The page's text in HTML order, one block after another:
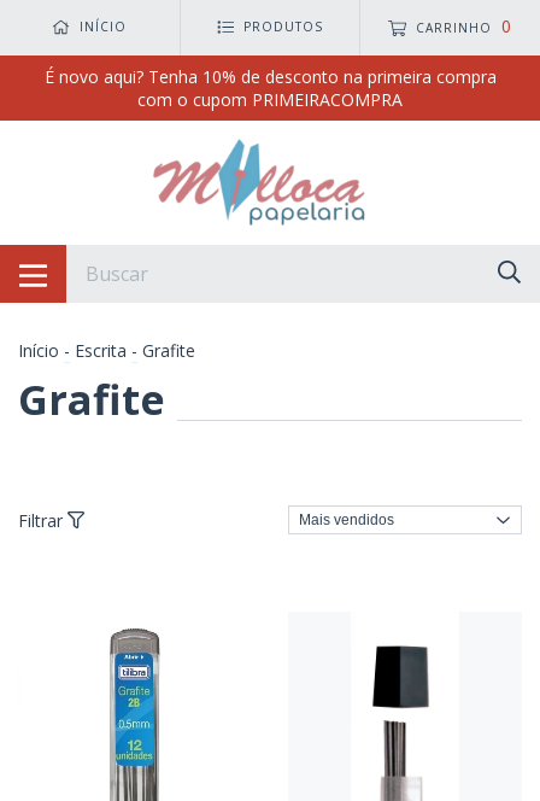
INÍCIO PRODUTOS CARRINHO 0
É novo aqui? Tenha 10% de desconto na primeira compra
com o cupom PRIMEIRACOMPRA
Início - Escrita - Grafite
Grafite
Filtrar